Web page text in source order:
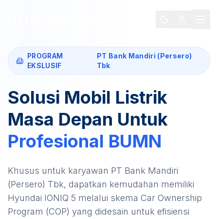
PROGRAM
EKSLUSIF
PT Bank Mandiri (Persero)
Tbk
Solusi Mobil Listrik
Masa Depan Untuk
Profesional BUMN
Khusus untuk karyawan PT Bank Mandiri
(Persero) Tbk, dapatkan kemudahan memiliki
Hyundai IONIQ 5 melalui skema Car Ownership
Program (COP) yang didesain untuk efisiensi